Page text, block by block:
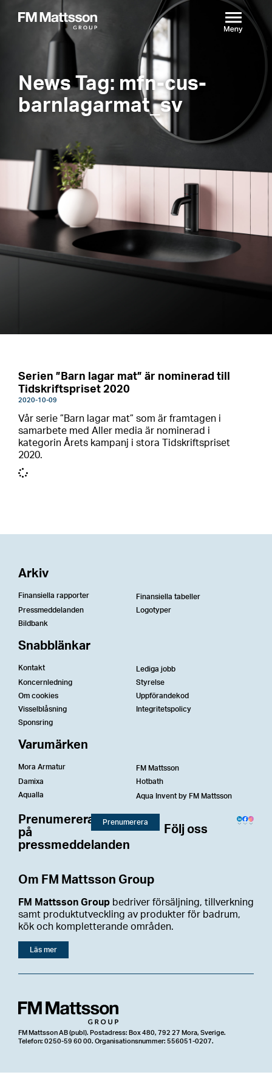
News Tag: mfn-cus-
barnlagarmat_sv
Serien ”Barn lagar mat” är nominerad till
Tidskriftspriset 2020
2020-10-09
​Vår serie ”Barn lagar mat” som är framtagen i
samarbete med Aller media är nominerad i
kategorin Årets kampanj i stora Tidskriftspriset
2020.
Om FM Mattsson Group
FM Mattsson Group bedriver försäljning, tillverkning
samt produktutveckling av produkter för badrum,
kök och kompletterande områden.
Läs mer
Arkiv
Finansiella rapporter
Finansiella tabeller
Pressmeddelanden
Logotyper
Bildbank
Snabblänkar
Kontakt
Lediga jobb
Koncernledning
Styrelse
Om cookies
Uppförandekod
Visselblåsning
Integritetspolicy
Sponsring
Varumärken
Mora Armatur
FM Mattsson
Damixa
Hotbath
Aqualla
Aqua Invent by FM Mattsson
Prenumerera
på
pressmeddelanden
Prenumerera
Följ oss
FM Mattsson AB (publ). Postadress: Box 480, 792 27 Mora, Sverige.
Telefon: 0250-59 60 00. Organisationsnummer: 556051-0207.